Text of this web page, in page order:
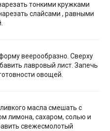
тонкими кружками
слайсами , равными
веерообразно. Сверху
лавровый лист. Запечь
овощей.
масла смешать с
лимона, сахаром, солью и
свежесмолотый